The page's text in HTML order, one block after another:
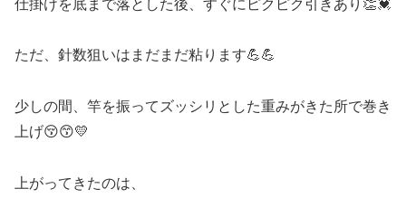
仕掛けを底まで落とした後、すぐにピクピク引きあり👏💓
ただ、針数狙いはまだまだ粘ります💪💪
少しの間、竿を振ってズッシリとした重みがきた所で巻き
上げ😚😙💛
上がってきたのは、